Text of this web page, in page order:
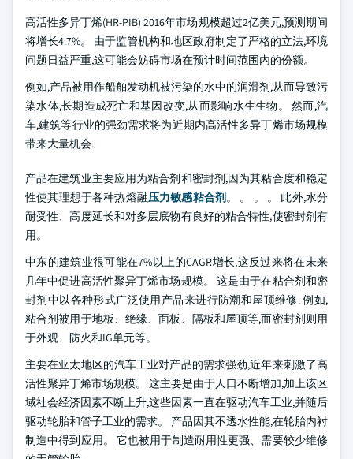
高活性多异丁烯(HR-PIB) 2016年市场规模超过2亿美元,预测期间
将增长4.7%。 由于监管机构和地区政府制定了严格的立法,环境
问题日益严重,这可能会妨碍市场在预计时间范围内的份额。
例如,产品被用作船舶发动机被污染的水中的润滑剂,从而导致污
染水体,长期造成死亡和基因改变,从而影响水生生物。 然而,汽
车,建筑等行业的强劲需求将为近期内高活性多异丁烯市场规模
带来大量机会.
产品在建筑业主要应用为粘合剂和密封剂,因为其粘合度和稳定
性使其理想于各种热熔融压力敏感粘合剂。 。 。 。 此外,水分
耐受性、高度延长和对多层底物有良好的粘合特性,使密封剂有
用。
中东的建筑业很可能在7%以上的CAGR增长,这反过来将在未来
几年中促进高活性聚异丁烯市场规模。 这是由于在粘合剂和密
封剂中以各种形式广泛使用产品来进行防潮和屋顶维修. 例如,
粘合剂被用于地板、绝缘、面板、隔板和屋顶等,而密封剂则用
于外观、防火和IG单元等。
主要在亚太地区的汽车工业对产品的需求强劲,近年来刺激了高
活性聚异丁烯市场规模。 这主要是由于人口不断增加,加上该区
域社会经济因素不断上升,这些因素一直在驱动汽车工业,并随后
驱动轮胎和管子工业的需求。 产品因其不透水性能,在轮胎内衬
制造中得到应用。 它也被用于制造耐用性更强、需要较少维修